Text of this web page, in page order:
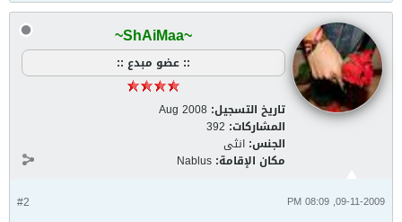
~ShAiMaa~
:: عضو مبدع ::
تاريخ التسجيل: Aug 2008
المشاركات: 392
الجنس: انثى
مكان الإقامة: Nablus
#2 09-11-2009, 08:09 PM